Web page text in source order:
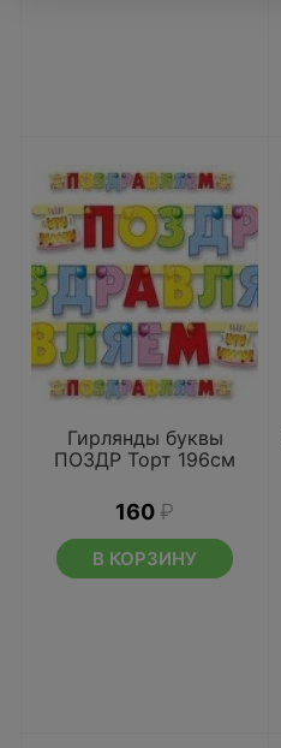
Гирлянды буквы
ПОЗДР Торт 196см
160 ₽
В КОРЗИНУ